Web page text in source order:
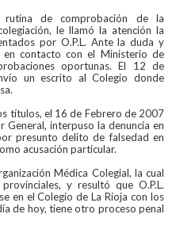
de comprobación de la
le llamó la atención la
por O.P.L. Ante la duda y
contacto con el Ministerio de
oportunas. El 12 de
un escrito al Colegio donde
títulos, el 16 de Febrero de 2007
interpuso la denuncia en
presunto delito de falsedad en
acusación particular.
Médica Colegial, la cual
y resultó que O.P.L.
en el Colegio de La Rioja con los
de hoy, tiene otro proceso penal